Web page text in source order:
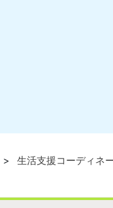
生活支援コーディネ